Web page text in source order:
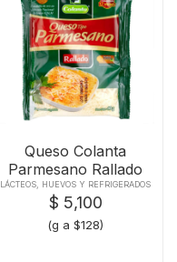
Queso Colanta
Parmesano Rallado
X40g
LÁCTEOS, HUEVOS Y REFRIGERADOS
$ 5,100
(g a $128)